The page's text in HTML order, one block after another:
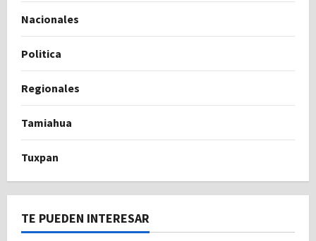
Nacionales
Politica
Regionales
Tamiahua
Tuxpan
TE PUEDEN INTERESAR